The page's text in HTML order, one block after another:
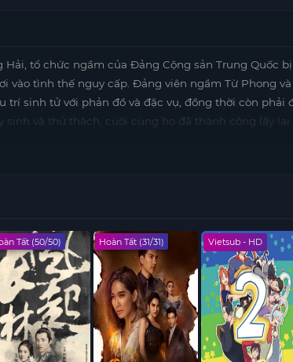
Hải, tổ chức ngầm của Đảng Cộng sản Trung Quốc
vào tình thế nguy cấp. Đảng viên ngầm Từ Phong
trí sinh tử với phản đồ và đặc vụ, đồng thời còn
sinh và thử thách, cuối cùng họ đã thành công lấy
Tất (50/50) Hoàn Tất (31/31) Vietsub - HD